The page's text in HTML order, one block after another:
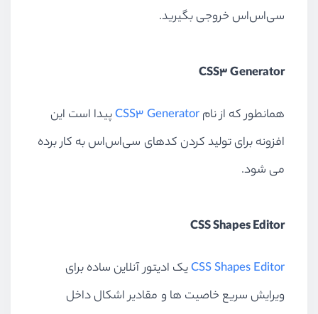
سی‌اس‌اس خروجی بگیرید.
CSS3 Generator
همانطور که از نامCSS3 Generatorپیدا است این
افزونه برای تولید کردن کدهای سی‌اس‌اس به کار برده
می شود.
CSS Shapes Editor
CSS Shapes Editorیک ادیتور آنلاین ساده برای
ویرایش سریع خاصیت ها و مقادیر اشکال داخل